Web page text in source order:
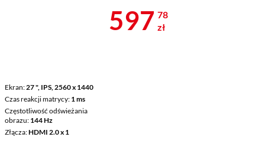
Ekran 27 ", IPS, 2560 x 1440
Czas reakcji matrycy 1 ms
Częstotliwość odświeżania
obrazu 144 Hz
Złącza HDMI 2.0 x 1
Cena 597,78
597 78
zł